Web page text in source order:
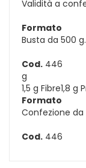
Validità a
Formato
Busta da 500 g.
Cod. 446
g
1,5 g Fibre1,8
Formato
Confezione da
Cod. 446